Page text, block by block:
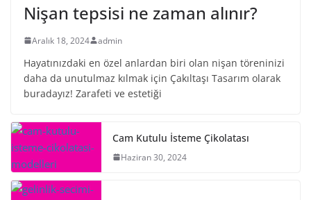
Nişan tepsisi ne zaman alınır?
Aralık 18, 2024 admin
Hayatınızdaki en özel anlardan biri olan nişan töreninizi
daha da unutulmaz kılmak için Çakıltaşı Tasarım olarak
buradayız! Zarafeti ve estetiği
Cam Kutulu İsteme Çikolatası
Haziran 30, 2024